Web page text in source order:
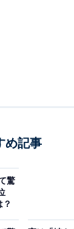
め記事
驚
？